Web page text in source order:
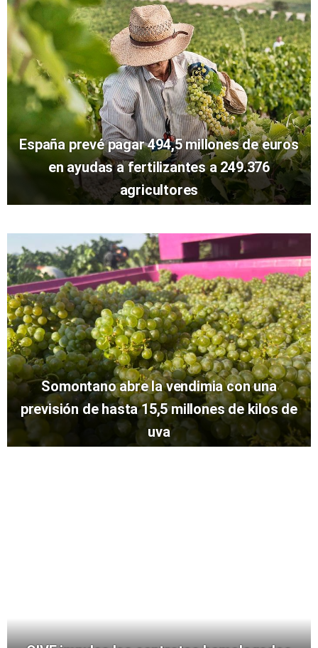
España prevé pagar 494,5 millones de euros
en ayudas a fertilizantes a 249.376
agricultores
Somontano abre la vendimia con una
previsión de hasta 15,5 millones de kilos de
uva